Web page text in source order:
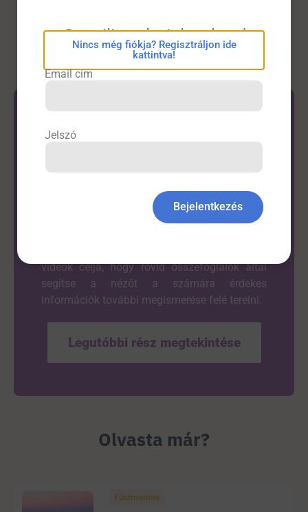
Látta már?
A DrHírek oldal alapvető célja az
videók célja, hogy rövid összefoglalók által
segítse a nézőt a számára érdekes
információk további megismerése felé terelni.
Legutóbbi rész megtekintése
Olvasta már?
Füstmentes
eConsilium bejelentkezés
Nincs még fiókja? Regisztráljon ide
kattintva!
Email cím
Jelszó
Bejelentkezés